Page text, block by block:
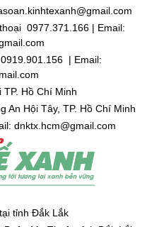
0977.371.166 | Email:
| Email:
Hồ Chí Minh
An Hội Tây, TP. Hồ Chí Minh
dnktx.hcm@gmail.com
tỉnh Đắk Lắk